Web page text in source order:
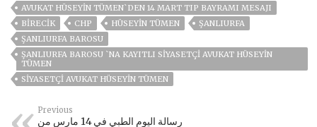
AVUKAT HÜSEYİN TÜMEN`DEN 14 MART TIP BAYRAMI MESAJI
BİRECİK
CHP HÜSEYIN TÜMEN
ŞANLIURFA
ŞANLIURFA BAROSU
ŞANLIURFA BAROSU `NA KAYITLI SIYASETÇI AVUKAT HÜSEYIN
TÜMEN
SIYASETÇI AVUKAT HÜSEYIN TÜMEN
Previous
رسالة اليوم الطبي في 14 مارس من